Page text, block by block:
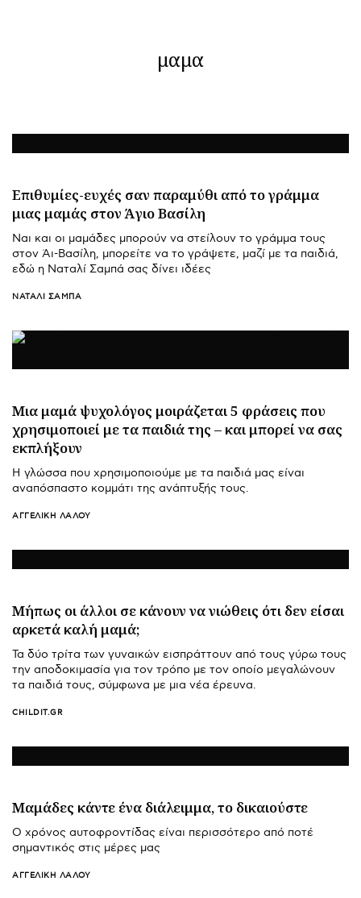
μαμα
Επιθυμίες-ευχές σαν παραμύθι από το γράμμα
μιας μαμάς στον Άγιο Βασίλη
Ναι και οι μαμάδες μπορούν να στείλουν το γράμμα τους
στον Άι-Βασίλη, μπορείτε να το γράψετε, μαζί με τα παιδιά,
εδώ η Ναταλί Σαμπά σας δίνει ιδέες
ΝΑΤΑΛΊ ΣΑΜΠΆ
Μια μαμά ψυχολόγος μοιράζεται 5 φράσεις που
χρησιμοποιεί με τα παιδιά της – και μπορεί να σας
εκπλήξουν
Η γλώσσα που χρησιμοποιούμε με τα παιδιά μας είναι
αναπόσπαστο κομμάτι της ανάπτυξής τους.
ΑΓΓΕΛΙΚΉ ΛΆΛΟΥ
Μήπως οι άλλοι σε κάνουν να νιώθεις ότι δεν είσαι
αρκετά καλή μαμά;
Τα δύο τρίτα των γυναικών εισπράττουν από τους γύρω τους
την αποδοκιμασία για τον τρόπο με τον οποίο μεγαλώνουν
τα παιδιά τους, σύμφωνα με μια νέα έρευνα.
CHILDIT.GR
Μαμάδες κάντε ένα διάλειμμα, το δικαιούστε
Ο χρόνος αυτοφροντίδας είναι περισσότερο από ποτέ
σημαντικός στις μέρες μας
ΑΓΓΕΛΙΚΉ ΛΆΛΟΥ